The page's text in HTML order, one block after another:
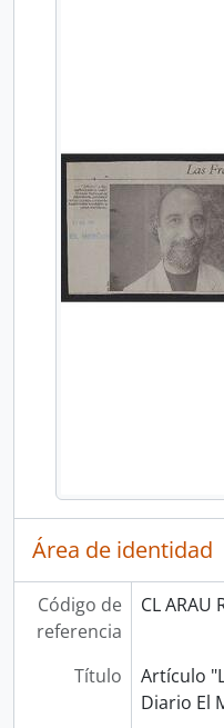
Área de identidad
Código de
referencia
CL ARAU
Título
Artículo
Diario El